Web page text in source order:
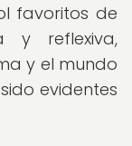
favoritos de
y reflexiva,
y el mundo
evidentes